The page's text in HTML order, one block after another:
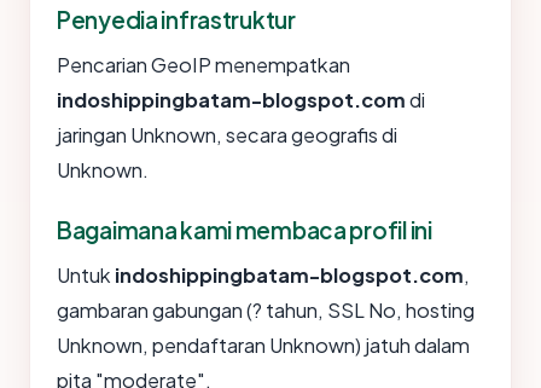
Penyedia infrastruktur
Pencarian GeoIP menempatkan
indoshippingbatam-blogspot.comdi
jaringan Unknown, secara geografis di
Unknown.
Bagaimana kami membaca profil ini
Untuk indoshippingbatam-blogspot.com,
gambaran gabungan (? tahun, SSL No, hosting
Unknown, pendaftaran Unknown) jatuh dalam
pita "moderate".